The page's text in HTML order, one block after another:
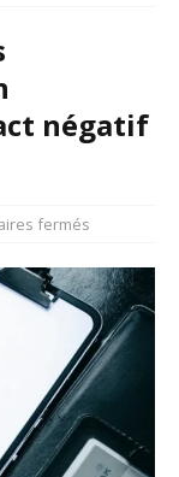
négatif
fermés